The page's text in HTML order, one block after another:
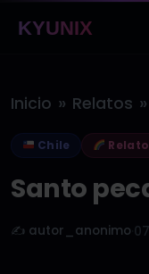
KYUNIX
Inicio » Relatos »
Chile
Santo
✍️ autor_anonimo